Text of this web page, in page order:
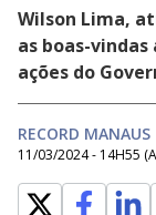
Wilson Lima,
as boas-
ações do
RECORD MANAUS
11/03/2024 - 14H55